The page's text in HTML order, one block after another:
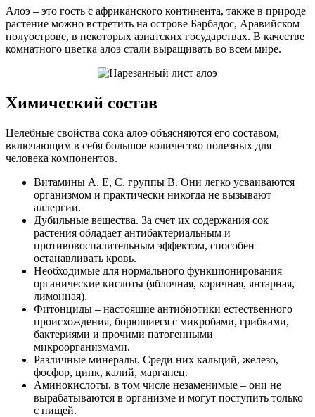
Алоэ – это гость с африканского континента, также в природе
растение можно встретить на острове Барбадос, Аравийском
полуострове, в некоторых азиатских государствах. В качестве
комнатного цветка алоэ стали выращивать во всем мире.
Химический состав
Целебные свойства сока алоэ объясняются его составом,
включающим в себя большое количество полезных для
человека компонентов.
Витамины А, Е, С, группы В. Они легко усваиваются
организмом и практически никогда не вызывают
аллергии.
Дубильные вещества. За счет их содержания сок
растения обладает антибактериальным и
противовоспалительным эффектом, способен
останавливать кровь.
Необходимые для нормального функционирования
органические кислоты (яблочная, коричная, янтарная,
лимонная).
Фитонциды – настоящие антибиотики естественного
происхождения, борющиеся с микробами, грибками,
бактериями и прочими патогенными
микроорганизмами.
Различные минералы. Среди них кальций, железо,
фосфор, цинк, калий, марганец.
Аминокислоты, в том числе незаменимые – они не
вырабатываются в организме и могут поступить только
с пищей.